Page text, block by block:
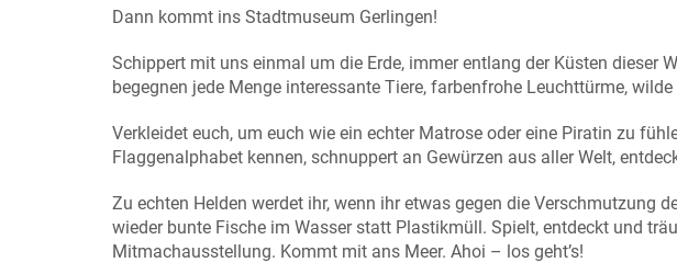
Dann kommt ins Stadtmuseum Gerlingen!
Schippert mit uns einmal um die Erde, immer entlang der Küsten dieser
begegnen jede Menge interessante Tiere, farbenfrohe Leuchttürme,
Verkleidet euch, um euch wie ein echter Matrose oder eine Piratin zu
Flaggenalphabet kennen, schnuppert an Gewürzen aus aller Welt,
Zu echten Helden werdet ihr, wenn ihr etwas gegen die Verschmutzung
wieder bunte Fische im Wasser statt Plastikmüll. Spielt, entdeckt und
Mitmachausstellung. Kommt mit ans Meer. Ahoi – los geht’s!